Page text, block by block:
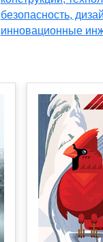
безопасность,
инновационные